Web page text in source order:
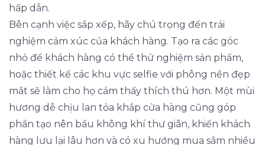
hấp dẫn.
Bên cạnh việc sắp xếp, hãy chú trọng đến trải
nghiệm cảm xúc của khách hàng. Tạo ra các góc
nhỏ để khách hàng có thể thử nghiệm sản phẩm,
hoặc thiết kế các khu vực selfie với phông nền đẹp
mắt sẽ làm cho họ cảm thấy thích thú hơn. Một mùi
hương dễ chịu lan tỏa khắp cửa hàng cũng góp
phần tạo nên bầu không khí thư giãn, khiến khách
hàng lưu lại lâu hơn và có xu hướng mua sắm nhiều